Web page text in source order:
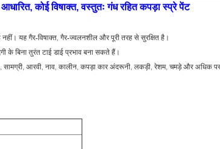
कोई विषाक्त, वस्तुतः गंध रहित कपड़ा स्प्रे पेंट
यह गैर-विषाक्त, गैर-ज्वलनशील और पूरी तरह से सुरक्षित है।
के बिना तुरंत टाई डाई प्रभाव बना सकते हैं।
सामग्री, आरवी, नाव, कालीन, कपड़ा कार अंदरूनी, लकड़ी, रेशम, चमड़े और अधिक